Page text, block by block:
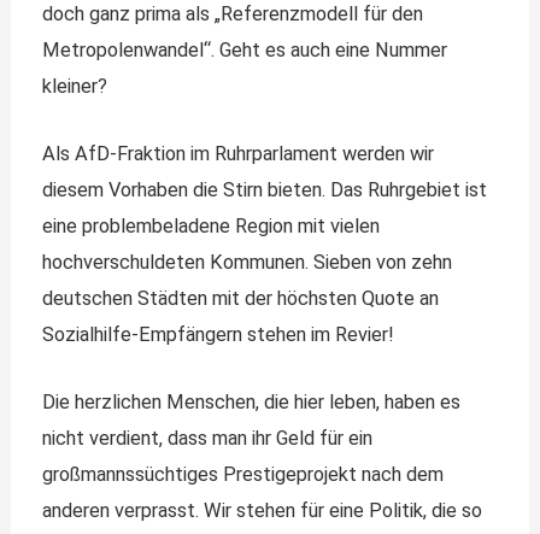
doch ganz prima als „Referenzmodell für den
Metropolenwandel“. Geht es auch eine Nummer
kleiner?
Als AfD-Fraktion im Ruhrparlament werden wir
diesem Vorhaben die Stirn bieten. Das Ruhrgebiet ist
eine problembeladene Region mit vielen
hochverschuldeten Kommunen. Sieben von zehn
deutschen Städten mit der höchsten Quote an
Sozialhilfe-Empfängern stehen im Revier!
Die herzlichen Menschen, die hier leben, haben es
nicht verdient, dass man ihr Geld für ein
großmannssüchtiges Prestigeprojekt nach dem
anderen verprasst. Wir stehen für eine Politik, die so